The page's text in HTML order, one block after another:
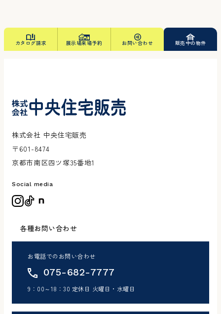
カタログ請求 展示場来場予約 お問い合わせ 販売中の物件
株式会社 中央住宅販売
〒601-8474
京都市南区四ツ塚35番地1
Social media
各種お問い合わせ
お電話でのお問い合わせ
075-682-7777
9：00～18：30 定休日 火曜日・水曜日